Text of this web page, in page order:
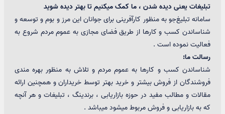
تبلیغات یعنی دیده شدن ، ما کمک میکنیم تا بهتر دیده شوید
سامانه تبلیغ‌جو به منظور کارآفرینی برای جوانان این مرز و بوم و توسعه و
شناساندن کسب و کارها از طریق فضای مجازی به عموم مردم شروع به
فعالیت نموده است .
رسالت ما:
شناساندن کسب و کارها به عموم مردم و تلاش به منظور بهره مندی
فروشندگان از فروش بیشتر و خرید بهتر توسط خریداران و همچنین ارائه
مقالات و مطالب مفید در حوزه بازاریابی ، برندینگ ، تبلیغات و هر آنچه
که به بازاریابی و فروش مربوط میشود میباشد .